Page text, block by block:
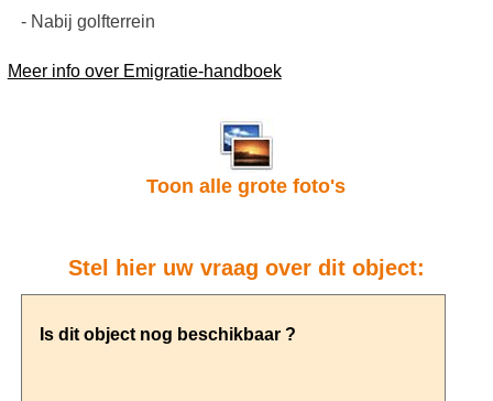
- Nabij golfterrein
Meer info over Emigratie-handboek
Toon alle grote foto's
Stel hier uw vraag over dit object: